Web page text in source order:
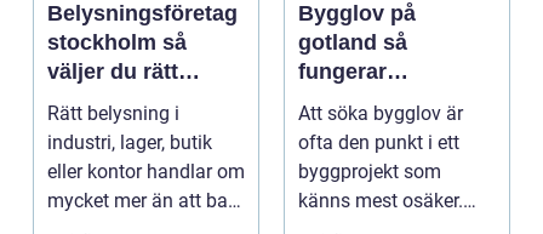
Belysningsföretag
stockholm så
väljer du rätt
partner för
professionell
ljussättning
Rätt belysning i
industri, lager, butik
eller kontor handlar om
mycket mer än att bara
Bygglov på
gotland så
fungerar
processen från idé
till godkänt beslut
Att söka bygglov är
ofta den punkt i ett
byggprojekt som
känns mest osäker.